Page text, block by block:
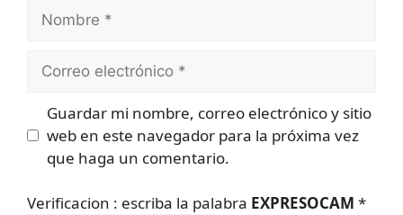
electrónico
Guardar mi nombre, correo electrónico y sitio
web en este navegador para la próxima vez
que haga un comentario.
Verificacion : escriba la palabra EXPRESOCAM *